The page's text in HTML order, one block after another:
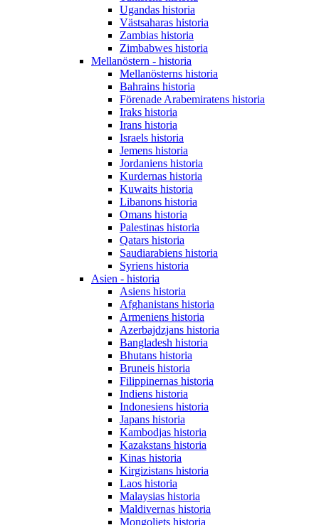
Ugandas historia
Västsaharas historia
Zambias historia
Zimbabwes historia
Mellanöstern - historia
Mellanösterns historia
Bahrains historia
Förenade Arabemiratens historia
Iraks historia
Irans historia
Israels historia
Jemens historia
Jordaniens historia
Kurdernas historia
Kuwaits historia
Libanons historia
Omans historia
Palestinas historia
Qatars historia
Saudiarabiens historia
Syriens historia
Asien - historia
Asiens historia
Afghanistans historia
Armeniens historia
Azerbajdzjans historia
Bangladesh historia
Bhutans historia
Bruneis historia
Filippinernas historia
Indiens historia
Indonesiens historia
Japans historia
Kambodjas historia
Kazakstans historia
Kinas historia
Kirgizistans historia
Laos historia
Malaysias historia
Maldivernas historia
Mongoliets historia